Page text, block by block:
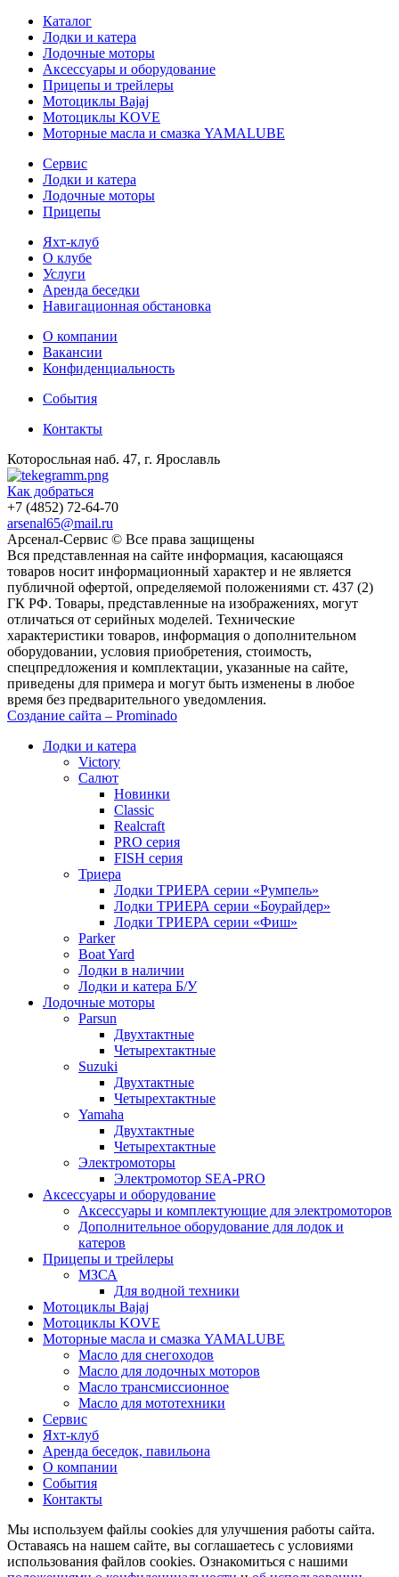
Каталог
Лодки и катера
Лодочные моторы
Аксессуары и оборудование
Прицепы и трейлеры
Мотоциклы Bajaj
Мотоциклы KOVE
Моторные масла и смазка YAMALUBE
Сервис
Лодки и катера
Лодочные моторы
Прицепы
Яхт-клуб
О клубе
Услуги
Аренда беседки
Навигационная обстановка
О компании
Вакансии
Конфиденциальность
События
Контакты
Которосльная наб. 47, г. Ярославль
Как добраться
+7 (4852) 72-64-70
arsenal65@mail.ru
Aрсенал-Сервис © Все права защищены
Вся представленная на сайте информация, касающаяся
товаров носит информационный характер и не является
публичной офертой, определяемой положениями ст. 437 (2)
ГК РФ. Товары, представленные на изображениях, могут
отличаться от серийных моделей. Технические
характеристики товаров, информация о дополнительном
оборудовании, условия приобретения, стоимость,
спецпредложения и комплектации, указанные на сайте,
приведены для примера и могут быть изменены в любое
время без предварительного уведомления.
Создание сайта – Prominado
Лодки и катера
Victory
Салют
Новинки
Classic
Realcraft
PRO серия
FISH серия
Триера
Лодки ТРИЕРА серии «Румпель»
Лодки ТРИЕРА серии «Боурайдер»
Лодки ТРИЕРА серии «Фиш»
Parker
Boat Yard
Лодки в наличии
Лодки и катера Б/У
Лодочные моторы
Parsun
Двухтактные
Четырехтактные
Suzuki
Двухтактные
Четырехтактные
Yamaha
Двухтактные
Четырехтактные
Электромоторы
Электромотор SEA-PRO
Аксессуары и оборудование
Аксессуары и комплектующие для электромоторов
Дополнительное оборудование для лодок и
катеров
Прицепы и трейлеры
МЗСА
Для водной техники
Мотоциклы Bajaj
Мотоциклы KOVE
Моторные масла и смазка YAMALUBE
Масло для снегоходов
Масло для лодочных моторов
Масло трансмиссионное
Масло для мототехники
Сервис
Яхт-клуб
Аренда беседок, павильона
О компании
События
Контакты
Мы используем файлы cookies для улучшения работы сайта.
Оставаясь на нашем сайте, вы соглашаетесь с условиями
использования файлов cookies. Ознакомиться с нашими